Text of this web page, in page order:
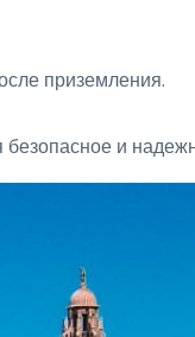
приземления.
и